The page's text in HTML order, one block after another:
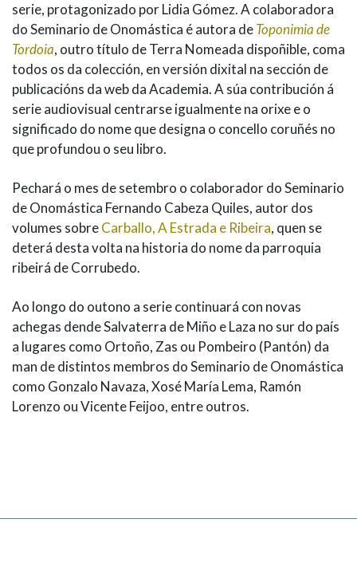
serie, protagonizado por Lidia Gómez. A colaboradora
do Seminario de Onomástica é autora deToponimia de
Tordoia, outro título de Terra Nomeada dispoñible, coma
todos os da colección, en versión dixital na sección de
publicacións da web da Academia. A súa contribución á
serie audiovisual centrarse igualmente na orixe e o
significado do nome que designa o concello coruñés no
que profundou o seu libro.
Pechará o mes de setembro o colaborador do Seminario
de Onomástica Fernando Cabeza Quiles, autor dos
volumes sobreCarballo, A Estrada e Ribeira, quen se
deterá desta volta na historia do nome da parroquia
ribeirá de Corrubedo.
Ao longo do outono a serie continuará con novas
achegas dende Salvaterra de Miño e Laza no sur do país
a lugares como Ortoño, Zas ou Pombeiro (Pantón) da
man de distintos membros do Seminario de Onomástica
como Gonzalo Navaza, Xosé María Lema, Ramón
Lorenzo ou Vicente Feijoo, entre outros.